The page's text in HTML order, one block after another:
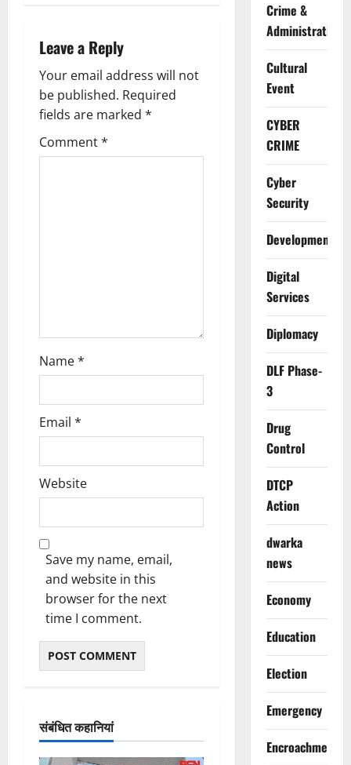
g
a
t
i
Leave a Reply
Your email address will not
be published. Required
fields are marked *
Comment*
Name*
Email *
Website
Save my name, email,
and website in this
browser for the next
time I comment.
संबंधित कहानियां
Crime &
Administration
Cultural
Event
CYBER
CRIME
Cyber
Security
Development
Digital
Services
Diplomacy
DLF Phase-
3
Drug
Control
DTCP
Action
dwarka
news
Economy
Education
Election
Emergency
Encroachment